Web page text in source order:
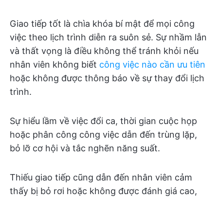
Giao tiếp tốt là chìa khóa bí mật để mọi công
việc theo lịch trình diễn ra suôn sẻ. Sự nhầm lẫn
và thất vọng là điều không thể tránh khỏi nếu
nhân viên không biết công việc nào cần ưu tiên
hoặc không được thông báo về sự thay đổi lịch
trình.
Sự hiểu lầm về việc đổi ca, thời gian cuộc họp
hoặc phân công công việc dẫn đến trùng lặp,
bỏ lỡ cơ hội và tắc nghẽn năng suất.
Thiếu giao tiếp cũng dẫn đến nhân viên cảm
thấy bị bỏ rơi hoặc không được đánh giá cao,